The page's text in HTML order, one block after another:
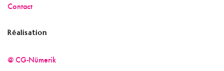
Contact
Réalisation
@ CG-Nümerik